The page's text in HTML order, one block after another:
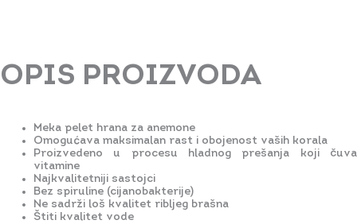
150ml
količina
OPIS PROIZVODA
Meka pelet hrana za anemone
Omogućava maksimalan rast i obojenost vaših korala
Proizvedeno u procesu hladnog prešanja koji čuva
vitamine
Najkvalitetniji sastojci
Bez spiruline (cijanobakterije)
Ne sadrži loš kvalitet ribljeg brašna
Štiti kvalitet vode